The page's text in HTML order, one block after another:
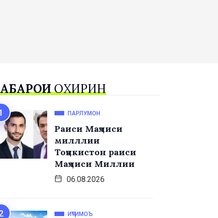
ОХИРИН
ПАРЛУМОН
Раиси Маҷлиси
милллии
Тоҷикистон раиси
Маҷлиси Миллии
06.08.2026
ИҶТИМОЪ